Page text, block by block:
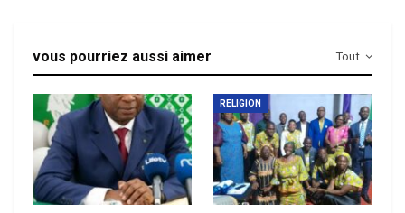
Tout
vous pourriez aussi aimer
RELIGION